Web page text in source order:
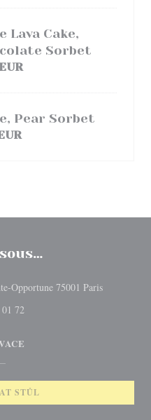
Lava Cake,
Sorbet
Pear Sorbet
Opportune 75001 Paris((otevře se
72
STŮL